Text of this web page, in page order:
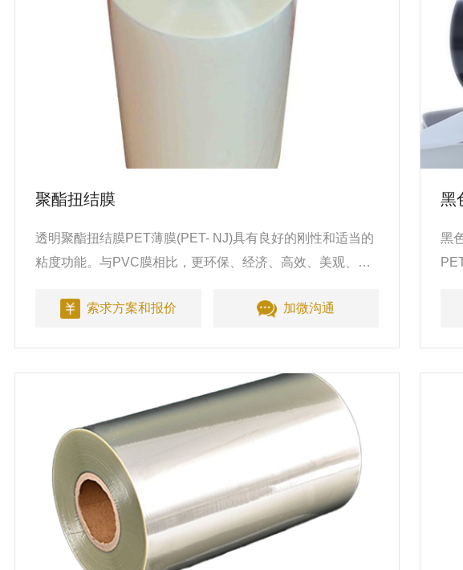
聚酯扭结膜
透明聚酯扭结膜PET薄膜(PET- NJ)具有良好的刚性和适当的
粘度功能。与PVC膜相比，更环保、经济、高效、美观、安
索求方案和报价
加微沟通
黑
黑